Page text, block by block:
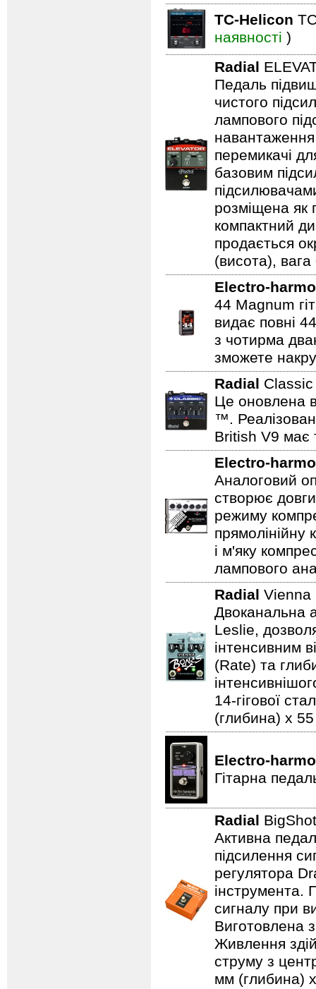
TC-Helicon
наявності )
Radial
Педаль
чистого
лампового
перемикачі
базовим
розміщена як
компактний
продається
(висота), вага
Electro-
44 Magnum
видає повні
з чотирма
зможете
Radial
Це оновлена
™.
British V9 має
Electro-
Аналоговий
створює
режиму
прямолінійну
і м'яку
лампового
Radial
Двоканальна
Leslie,
інтенсивним
(Rate) та
14-гігової
(глибина) x
Electro-
Гітарна
Radial
Активна
підсилення
регулятора
інструмента.
сигналу при
Виготовлена з
Живлення
струму з
мм (глибина)